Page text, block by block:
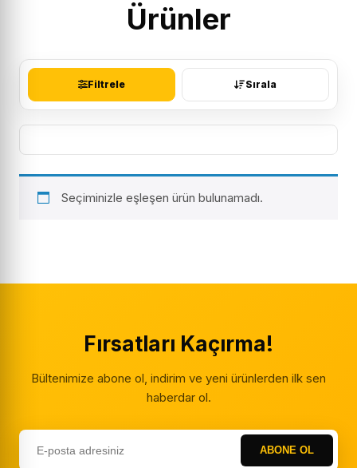
Ürünler
Filtrele Sırala
Seçiminizle eşleşen ürün bulunamadı.
Fırsatları Kaçırma!
Bültenimize abone ol, indirim ve yeni ürünlerden ilk sen
haberdar ol.
ABONE OL